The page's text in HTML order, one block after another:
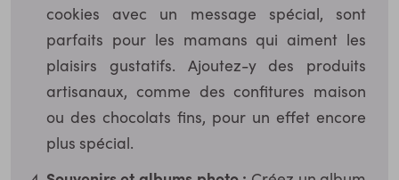
cookies avec un message spécial, sont
parfaits pour les mamans qui aiment les
plaisirs gustatifs. Ajoutez-y des produits
artisanaux, comme des confitures maison
ou des chocolats fins, pour un effet encore
plus spécial.